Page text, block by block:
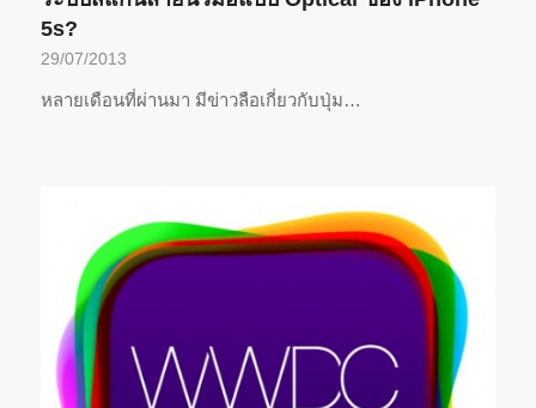
5s?
29/07/2013
หลายเดือนที่ผ่านมา มีข่าวลือเกี่ยวกับปุ่ม…